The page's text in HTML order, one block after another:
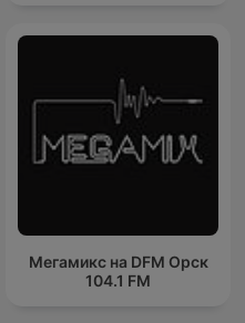
Мегамикс на DFM Орск
104.1 FM